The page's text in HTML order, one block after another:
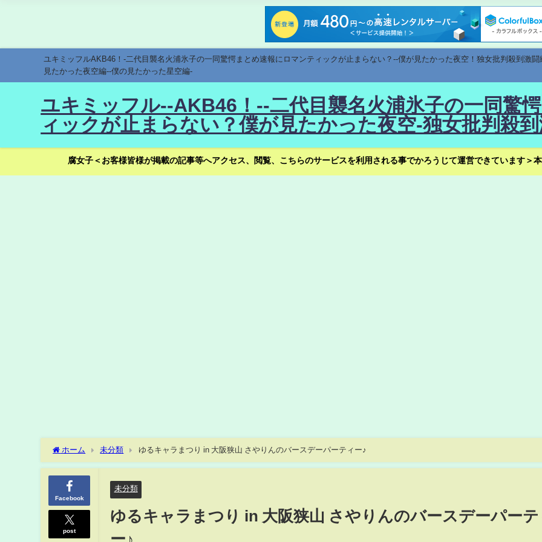
ユキミッフルAKB46！-二代目襲名火浦氷子の一同驚愕まとめ速報にロマンティックが止まらない？--僕が見たかった夜空！独女批判殺到激
見たかった夜空編--僕の見たかった星空編-
ユキミッフル--AKB46！--二代目襲名火浦氷子の一同驚
ィックが止まらない？僕が見たかった夜空-独女批判殺
腐女子＜お客様皆様が掲載の記事等へアクセス、閲覧、こちらのサービスを利用される事でかろうじて運営できています＞
ホーム 未分類 ゆるキャラまつり in 大阪狭山 さやりんのバースデーパーティー♪
Facebook
post
未分類
ゆるキャラまつり in 大阪狭山 さやりんのバースデーパー
ー♪